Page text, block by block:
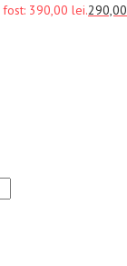
390,00 lei.290,00